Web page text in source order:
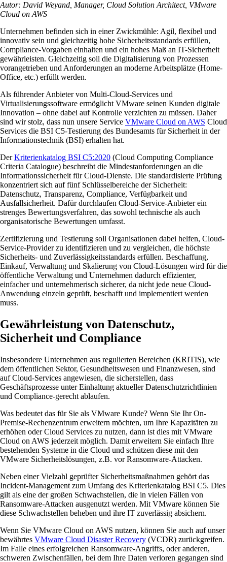
Autor: David Weyand, Manager, Cloud Solution Architect, VMware
Cloud on AWS
Unternehmen befinden sich in einer Zwickmühle: Agil, flexibel und
innovativ sein und gleichzeitig hohe Sicherheitsstandards erfüllen,
Compliance-Vorgaben einhalten und ein hohes Maß an IT-Sicherheit
gewährleisten. Gleichzeitig soll die Digitalisierung von Prozessen
vorangetrieben und Anforderungen an moderne Arbeitsplätze (Home-
Office, etc.) erfüllt werden.
Als führender Anbieter von Multi-Cloud-Services und
Virtualisierungssoftware ermöglicht VMware seinen Kunden digitale
Innovation – ohne dabei auf Kontrolle verzichten zu müssen. Daher
sind wir stolz, dass nun unsere Service VMware Cloud on AWS Cloud
Services die BSI C5-Testierung des Bundesamts für Sicherheit in der
Informationstechnik (BSI) erhalten hat.
DerKriterienkatalog BSI C5:2020 (Cloud Computing Compliance
Criteria Catalogue) beschreibt die Mindestanforderungen an die
Informationssicherheit für Cloud-Dienste. Die standardisierte Prüfung
konzentriert sich auf fünf Schlüsselbereiche der Sicherheit:
Datenschutz, Transparenz, Compliance, Verfügbarkeit und
Ausfallsicherheit. Dafür durchlaufen Cloud-Service-Anbieter ein
strenges Bewertungsverfahren, das sowohl technische als auch
organisatorische Bewertungen umfasst.
Zertifizierung und Testierung soll Organisationen dabei helfen, Cloud-
Service-Provider zu identifizieren und zu vergleichen, die höchste
Sicherheits- und Zuverlässigkeitsstandards erfüllen. Beschaffung,
Einkauf, Verwaltung und Skalierung von Cloud-Lösungen wird für die
öffentliche Verwaltung und Unternehmen dadurch effizienter,
einfacher und unternehmerisch sicherer, da nicht jede neue Cloud-
Anwendung einzeln geprüft, beschafft und implementiert werden
muss.
Gewährleistung von Datenschutz,
Sicherheit und Compliance
Insbesondere Unternehmen aus regulierten Bereichen (KRITIS), wie
dem öffentlichen Sektor, Gesundheitswesen und Finanzwesen, sind
auf Cloud-Services angewiesen, die sicherstellen, dass
Geschäftsprozesse unter Einhaltung aktueller Datenschutzrichtlinien
und Compliance-gerecht ablaufen.
Was bedeutet das für Sie als VMware Kunde? Wenn Sie Ihr On-
Premise-Rechenzentrum erweitern möchten, um Ihre Kapazitäten zu
erhöhen oder Cloud Services zu nutzen, dann ist dies mit VMware
Cloud on AWS jederzeit möglich. Damit erweitern Sie einfach Ihre
bestehenden Systeme in die Cloud und schützen diese mit den
VMware Sicherheitslösungen, z.B. vor Ransomware-Attacken.
Neben einer Vielzahl geprüfter Sicherheitsmaßnahmen gehört das
Incident-Management zum Umfang des Kriterienkatalog BSI C5. Dies
gilt als eine der großen Schwachstellen, die in vielen Fällen von
Ransomware-Attacken ausgenutzt werden. Mit VMware können Sie
diese Schwachstellen beheben und ihre IT zuverlässig absichern.
Wenn Sie VMware Cloud on AWS nutzen, können Sie auch auf unser
bewährtes VMware Cloud Disaster Recovery (VCDR) zurückgreifen.
Im Falle eines erfolgreichen Ransomware-Angriffs, oder anderen,
schweren Zwischenfällen, bei dem Ihre Daten verloren gegangen sind